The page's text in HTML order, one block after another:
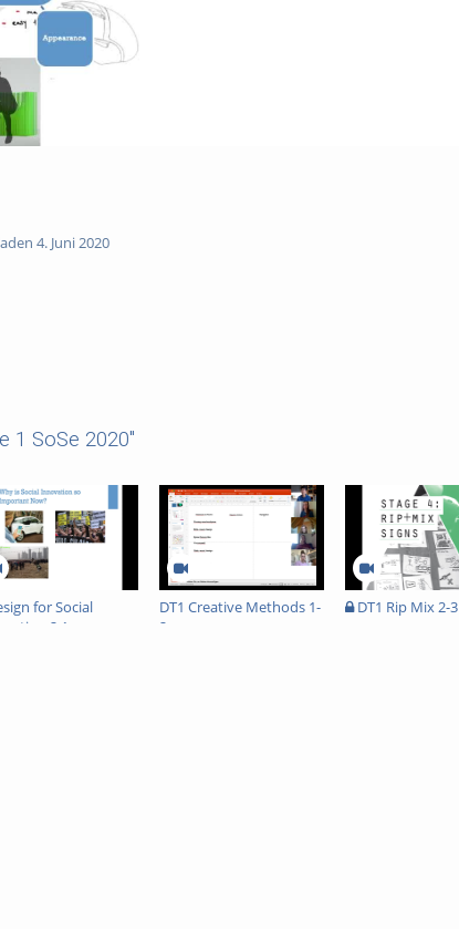
4. Juni 2020
1 SoSe 2020"
for Social
2.1
DT1 Creative Methods 1-
2
DT1 Rip Mix 2-3